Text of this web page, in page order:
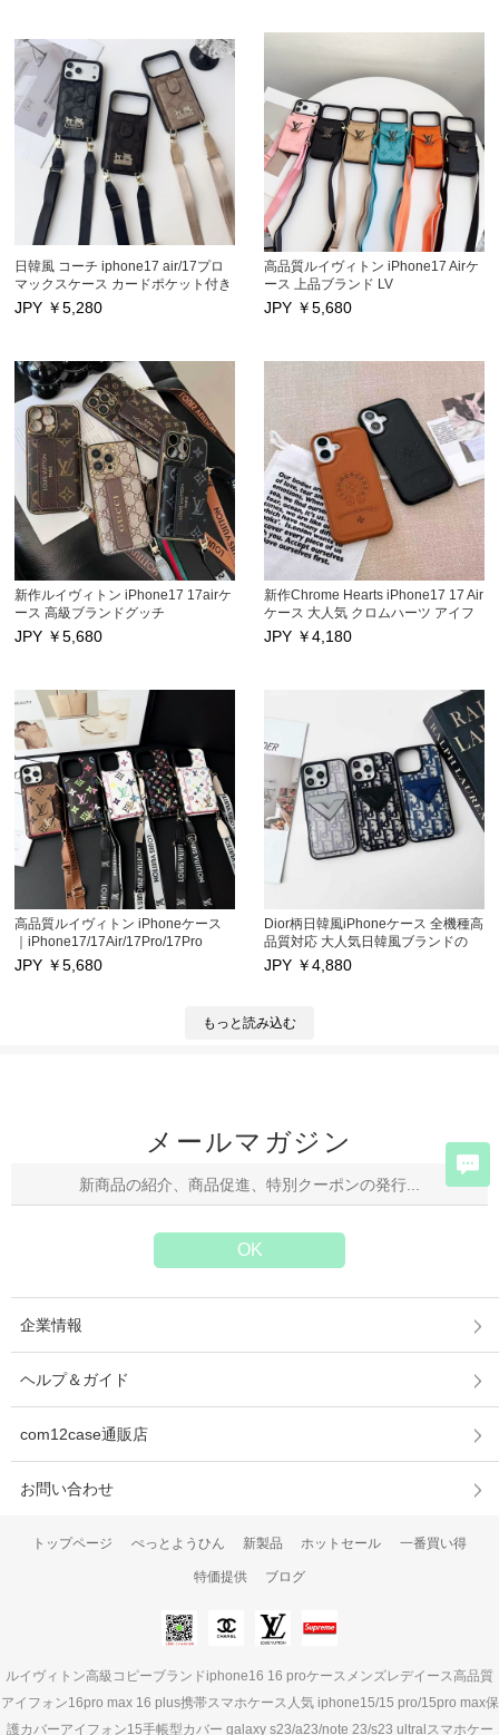
pro/17プロ携帯カバー ストラップ付
き Gucci アイフォン14 Pro max 17
スマホ保護カバー 激安
iPhone13pro/13 Pro max/12スマホ
ケース 高品質
iphone14Pro Max/13/13Pro 12Pro
Maxケース モノグラムビジネス風
日韓風 コーチ iphone17 air/17プロ
マックスケース カードポケット付き
ハイブランド Coach アイフォン17
16 pro max/15/14/13pro/12pro max
ズ防止
JPY ￥5,280
高品質ルイヴィトン iPhone17 Airケ
ース 上品ブランド LV
iPhone17/17Pro/17Pro Maxスマホ
ケース 性能抜群 カードポケット付
ップ付き iphone15/15Pro/15Pro
Max iphone14Pro Max/13/13Pro
12Pro Maxケース 傷防止 芸能人愛用
JPY ￥5,680
新作ルイヴィトン iPhone17 17airケ
ース 高級ブランドグッチ
iPhone17Pro/17Pro Maxスマホケー
スカードポケット付き アイフォン
iphone15/15Pro/15Pro Max 14Pro
Max、13/13Pro 12Pro Maxケース男
女兼用
JPY ￥5,680
新作Chrome Hearts iPhone17 17 Air
ケース 大人気 クロムハーツ アイフ
ォン17プロ/17Pro Max保護カバー男
女兼用 iphone16/16Pro/16Pro Max
防止 アイフォン14/14Pro/14Pro
Max/13/13Proカバー 激安海外通販
JPY ￥4,180
高品質ルイヴィトン iPhoneケース
｜iPhone17/17Air/17Pro/17Pro
Max、16/16Pro/16Pro
Max/16Plus、15/15Pro/15Pro
プ付きで持ち運び易い｜男女兼用デ
JPY ￥5,680
Dior柄日韓風iPhoneケース 全機種高
品質対応 大人気日韓風ブランドの
Dior柄iPhoneケース登場！対応機種
包括iPhone17/17Air/17Pro/17Pro
Max/16plus、15Pro/15Pro Max、
14/14Pro/14Pro Max及び
JPY ￥4,880
もっと読み込む
メールマガジン
企業情報
ヘルプ＆ガイド
com12case通販店
お問い合わせ
トップページ ぺっとようひん 新製品 ホットセール 一番買い得
特価提供 ブログ
ルイヴィトン高級コピーブランドiphone16 16 proケースメンズレデイース高品質
アイフォン16pro max 16 plus携帯スマホケース人気 iphone15/15 pro/15pro max保
護カバーアイフォン15手帳型カバー galaxy s23/a23/note 23/s23 ultralスマホケー